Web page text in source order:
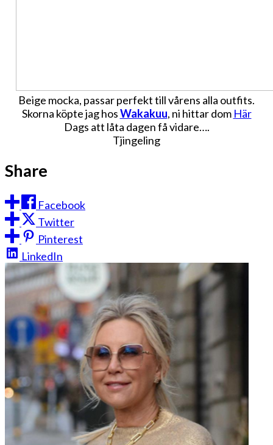
Beige mocka, passar perfekt till vårens alla outfits.
Skorna köpte jag hosWakakuu, ni hittar dom Här
Dags att låta dagen få vidare….
Tjingeling
Share
Facebook
Twitter
Pinterest
LinkedIn